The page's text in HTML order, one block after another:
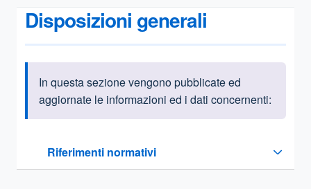
Disposizioni generali
Informazioni introduttive
In questa sezione vengono pubblicate ed
aggiornate le informazioni ed i dati concernenti:
Riferimenti normativi
Sezione compressa